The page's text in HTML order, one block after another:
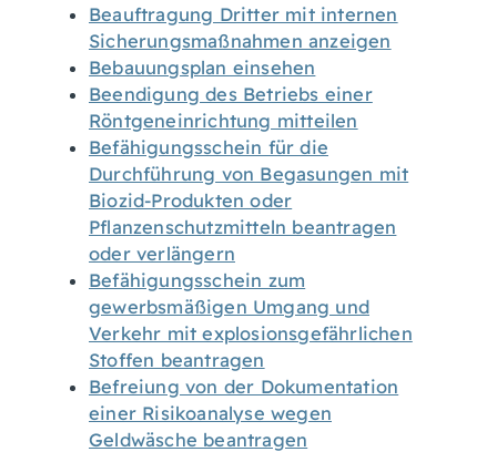
Beauftragung Dritter mit internen
Sicherungsmaßnahmen anzeigen
Bebauungsplan einsehen
Beendigung des Betriebs einer
Röntgeneinrichtung mitteilen
Befähigungsschein für die
Durchführung von Begasungen mit
Biozid-Produkten oder
Pflanzenschutzmitteln beantragen
oder verlängern
Befähigungsschein zum
gewerbsmäßigen Umgang und
Verkehr mit explosionsgefährlichen
Stoffen beantragen
Befreiung von der Dokumentation
einer Risikoanalyse wegen
Geldwäsche beantragen